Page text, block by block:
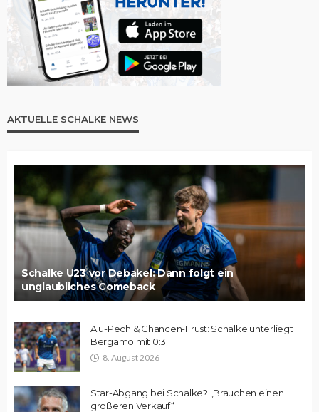
AKTUELLE SCHALKE NEWS
Schalke U23 vor Debakel: Dann folgt ein
unglaubliches Comeback
Alu-Pech & Chancen-Frust: Schalke unterliegt
Bergamo mit 0:3
8. August 2026
Star-Abgang bei Schalke? „Brauchen einen
größeren Verkauf“